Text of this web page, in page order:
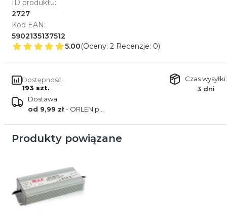
ID produktu:
2727
Kod EAN:
5902135137512
5.00(Oceny: 2 Recenzje: 0)
Dostępność:
193 szt.
Czas wysyłki:
3 dni
Dostawa
od 9,99 zł- ORLEN paczka
Produkty powiązane